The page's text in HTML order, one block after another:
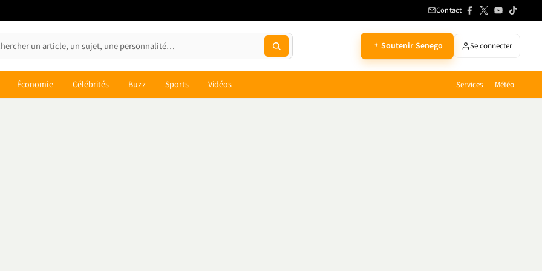
Contact
Soutenir Senego Se connecter
Économie Célébrités Buzz Sports Vidéos Services Météo